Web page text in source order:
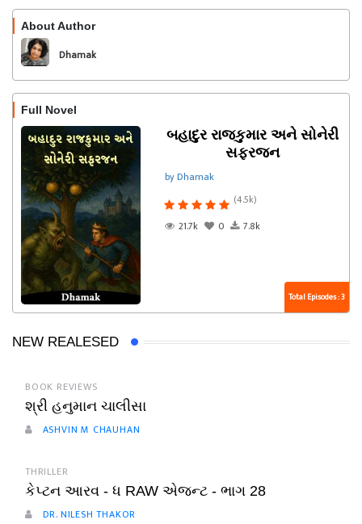
About Author
Dhamak
Full Novel
બહાદુર રાજકુમાર અને સોનેરી
સફરજન
by Dhamak
(4.5k)
21.7k
0 7.8k
Total Episodes : 3
NEW REALESED
BOOK REVIEWS
શ્રી હનુમાન ચાલીસા
ASHVIN M CHAUHAN
THRILLER
કેપ્ટન આરવ - ધ RAW એજન્ટ - ભાગ 28
DR. NILESH THAKOR